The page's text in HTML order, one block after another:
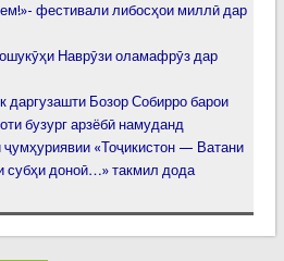
фестивали либосҳои миллӣ дар
Наврӯзи оламафрӯз дар
даргузашти Бозор Собирро барои
бузург арзёбӣ намуданд
«Тоҷикистон — Ватани
субҳи доноӣ…» такмил дода